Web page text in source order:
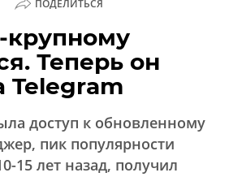
ПОДЕЛИТЬСЯ
крупному
Теперь он
Telegram
доступ к обновленному
пик популярности
15 лет назад, получил